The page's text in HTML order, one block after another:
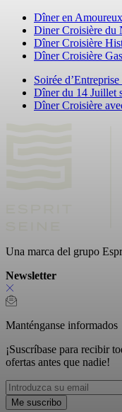
Dîner en
Diner Croisière du
Dîner Croisière
Dîner Croisière
Soirée
Dîner du 14 Juillet
Dîner Croisière
Una marca del grupo
Newsletter
Manténganse informados
¡Suscríbase para recibir
ofertas antes que nadie!